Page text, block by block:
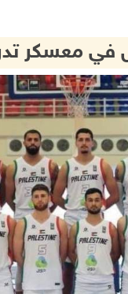
في معسكر